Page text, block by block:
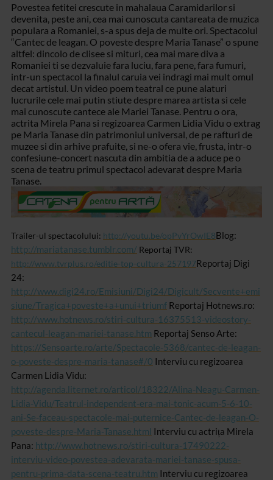
Povestea fetitei crescute in mahalaua Caramidarilor si
devenita, peste ani, cea mai cunoscuta cantareata de muzica
populara a Romaniei, s-a spus deja de multe ori. Spectacolul
“Cantec de leagan. O poveste despre Maria Tanase” o spune
altfel: dincolo de clisee si mituri, cea mai mare diva a
Romaniei ti se dezvaluiefara luciu, fara pene, fara fumuri,
intr-un spectacol la finalul caruia vei indragi mai mult omul
decat artistul. Un video poem teatral ce pune alaturi
lucrurile cele mai putin stiute despre marea artista si cele
mai cunoscute cantece ale Mariei Tanase. Pentru o ora,
actrita Mirela Pana si regizoarea Carmen Lidia Vidu o extrag
pe Maria Tanase din patrimoniul universal, de pe rafturi de
muzee si din arhive prafuite, si ne-o ofera vie, frusta, intr-o
confesiune-concert nascuta din ambitia de a aduce pe o
scena de teatru primul spectacol adevarat despre Maria
Tanase.
Trailer-ul spectacolului: http://youtu.be/opPvYrOwIE8Blog:
http://mariatanase.tumblr.com/ Reportaj TVR:
http://www.tvrplus.ro/editie-top-cultura-257197Reportaj Digi
24:
http://www.digi24.ro/Emisiuni/Digi24/Digicult/Secvente+emi
siune/Tragica+poveste+a+unui+triumf Reportaj Hotnews.ro:
http://www.hotnews.ro/stiri-cultura-16375513-videostory-
cantecul-leagan-mariei-tanase.htm Reportaj Senso Arte:
https://Sensoarte.ro/arte/Spectacole-5368/cantec-de-leagan-
o-poveste-despre-maria-tanase#/0 Interviu cu regizoarea
Carmen Lidia Vidu:
http://agenda.liternet.ro/articol/18322/Alina-Neagu-Carmen-
Lidia-Vidu/Teatrul-independent-era-mai-tonic-acum-5-6-10-
ani-Se-faceau-spectacole-mai-puternice-Cantec-de-leagan-O-
poveste-despre-Maria-Tanase.html Interviu cu actrița Mirela
Pana: http://www.hotnews.ro/stiri-cultura-17490222-
interviu-video-povestea-adevarata-mariei-tanase-spusa-
pentru-prima-data-scena-teatru.htm Interviu cu regizoarea